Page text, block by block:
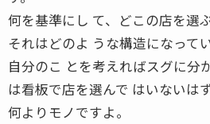
何を基準にし て、どこの店を選ぶ
それはどのよ うな構造になって
自分のこ とを考えればスグに分
は看板で店を選んで はいないはず
何よりモノですよ。